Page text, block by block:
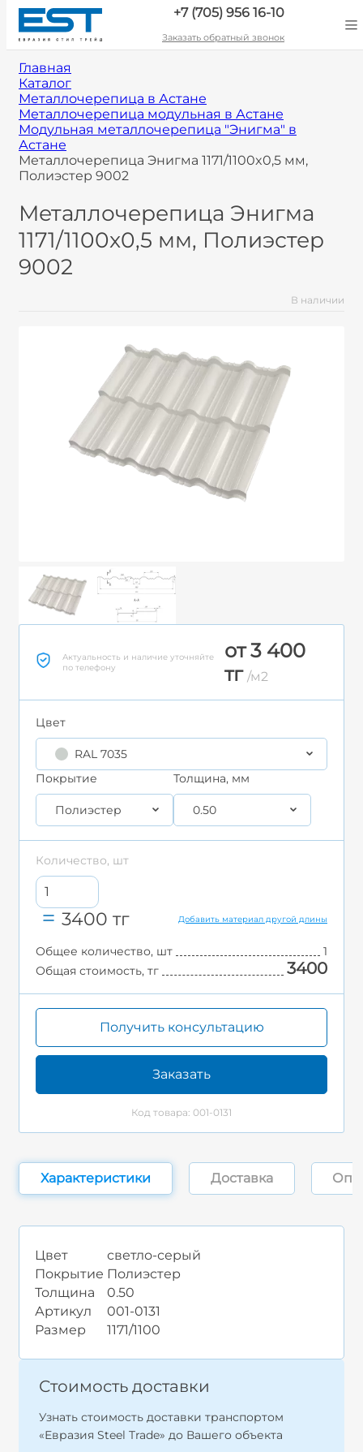
+7 (705) 956 16-10
Заказать обратный звонок
Главная
Каталог
Металлочерепица в Астане
Металлочерепица модульная в Астане
Модульная металлочерепица "Энигма" в
Астане
Металлочерепица Энигма 1171/1100x0,5 мм,
Полиэстер 9002
Металлочерепица Энигма
1171/1100x0,5 мм, Полиэстер
9002
В наличии
Актуальность и наличие уточняйте
по телефону
от 3 400
тг/м2
Цвет
RAL 7035
Покрытие
Полиэстер
Толщина, мм
0.50
Количество, шт
3400 тг Добавить материал другой длины
Общее количество, шт
1
Общая стоимость, тг
3400
Получить консультацию
Заказать
Код товара: 001-0131
Характеристики Доставка
Цвет
светло-серый
Покрытие Полиэстер
Толщина
0.50
Артикул
001-0131
Размер
1171/1100
Стоимость доставки
Узнать стоимость доставки транспортом
«Евразия Steel Trade» до Вашего объекта